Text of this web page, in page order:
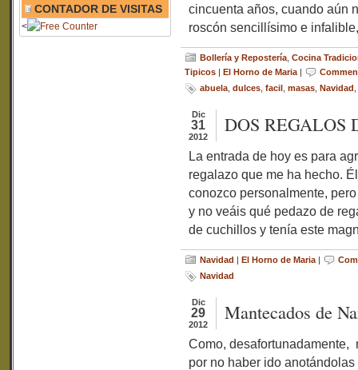
CONTADOR DE VISITAS
<
cincuenta años, cuando aún
roscón sencillísimo e
Bollería y Repostería Cocina
Tipicos | El Horno de Maria |
abuela dulces facil masas Navidad
Dic
31
2012
DOS REGALOS
La entrada de hoy es para
regalazo que me ha hecho.
conozco personalmente,
y no veáis qué pedazo de
de cuchillos y tenía este
Navidad | El Horno de Maria |
Navidad
Dic
29
2012
Mantecados de
Como, desafortunadamente,
por no haber ido